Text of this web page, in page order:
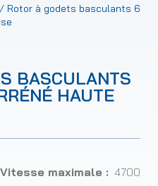
/ Rotor à godets basculants 6
BASCULANTS
HAUTE
Vitesse maximale : 4700